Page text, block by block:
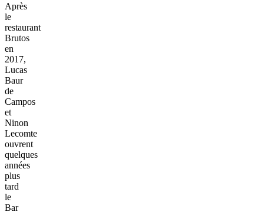
Après
le
restaurant
Brutos
en
2017,
Lucas
Baur
de
Campos
et
Ninon
Lecomte
ouvrent
quelques
années
plus
tard
le
Bar